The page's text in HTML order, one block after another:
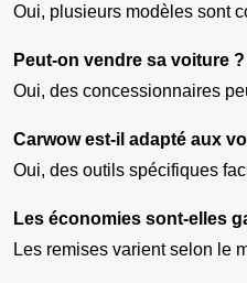
Oui, plusieurs modèles sont
Peut-on vendre sa voiture ?
Oui, des concessionnaires
Carwow est-il adapté aux
Oui, des outils spécifiques
Les économies sont-elles
Les remises varient selon le